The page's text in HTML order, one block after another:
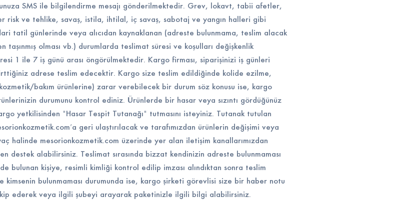
SMS ile bilgilendirme mesajı gönderilmektedir. Grev, lokavt, tabii afetler,
risk ve tehlike, savaş, istila, ihtilal, iç savaş, sabotaj ve yangın halleri gibi
tatil günlerinde veya alıcıdan kaynaklanan (adreste bulunmama, teslim alacak
taşınmış olması vb.) durumlarda teslimat süresi ve koşulları değişkenlik
1 ile 7 iş günü arası öngörülmektedir. Kargo firması, siparişinizi iş günleri
adrese teslim edecektir. Kargo size teslim edildiğinde kolide ezilme,
bakım ürünlerine) zarar verebilecek bir durum söz konusu ise, kargo
durumunu kontrol ediniz. Ürünlerde bir hasar veya sızıntı gördüğünüz
yetkilisinden "Hasar Tespit Tutanağı" tutmasını isteyiniz. Tutanak tutulan
geri ulaştırılacak ve tarafımızdan ürünlerin değişimi veya
halinde mesorionkozmetik.com üzerinde yer alan iletişim kanallarımızdan
destek alabilirsiniz. Teslimat sırasında bizzat kendinizin adreste bulunmaması
bulunan kişiye, resimli kimliği kontrol edilip imzası alındıktan sonra teslim
kimsenin bulunmaması durumunda ise, kargo şirketi görevlisi size bir haber notu
ederek veya ilgili şubeyi arayarak paketinizle ilgili bilgi alabilirsiniz.